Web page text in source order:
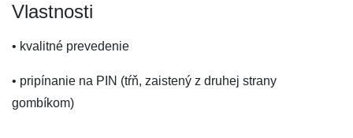
Vlastnosti
• kvalitné prevedenie
• pripínanie na PIN (tŕň, zaistený z druhej strany
gombíkom)